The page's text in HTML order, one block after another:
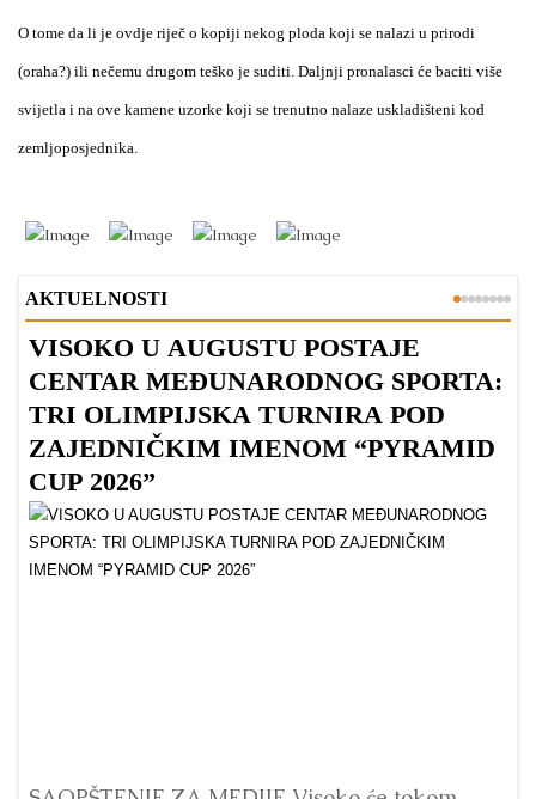
O tome da li je ovdje riječ o kopiji nekog ploda koji se nalazi u prirodi
(oraha?) ili nečemu drugom teško je suditi. Daljnji pronalasci će baciti više
svijetla i na ove kamene uzorke koji se trenutno nalaze uskladišteni kod
zemljoposjednika.
AKTUELNOSTI
VISOKO U AUGUSTU POSTAJE
CENTAR MEĐUNARODNOG SPORTA:
TRI OLIMPIJSKA TURNIRA POD
ZAJEDNIČKIM IMENOM “PYRAMID
CUP 2026”